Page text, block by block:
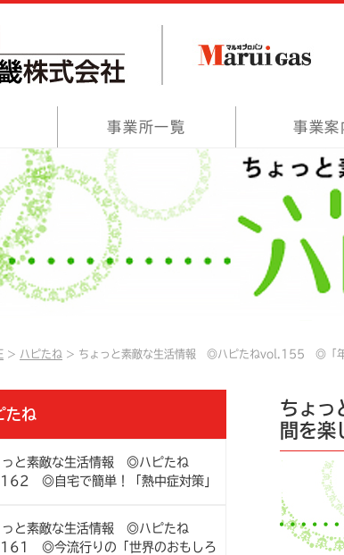
事業所一覧 事業案
ハピたね ちょっと素敵な生活情報 ◎ハピたねvol.155 ◎「年
たね
っと素敵な生活情報 ◎ハピたね
◎自宅で簡単！「熱中症対策」
っと素敵な生活情報 ◎ハピたね
◎今流行りの「世界のおもしろ
ちょ
間を楽